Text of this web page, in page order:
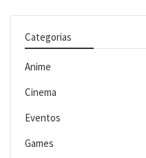
Categorias
Anime
Cinema
Eventos
Games